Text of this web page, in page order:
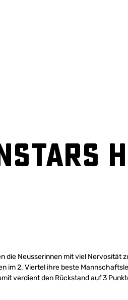
die Neusserinnen mit viel Nervosität
im 2. Viertel ihre beste
verdient den Rückstand auf 3